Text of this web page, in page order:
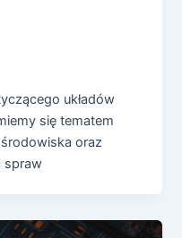
układów
się tematem
oraz
spraw